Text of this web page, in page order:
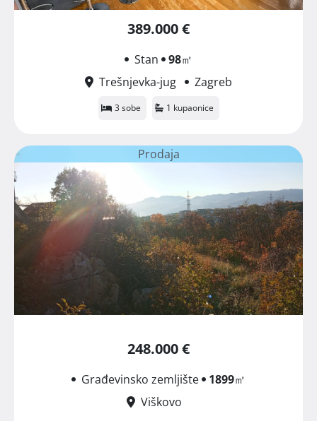
389.000 €
Stan 98㎡
Trešnjevka-jug
Zagreb
3 sobe 1 kupaonice
Prodaja
248.000 €
Građevinsko zemljište 1899㎡
Viškovo